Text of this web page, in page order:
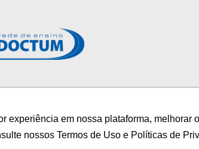
em nossa plataforma,
nossos Termos de Uso e Políticas de
Notícias Vestibular Bolsas e
AUTOAVALIAÇÃO